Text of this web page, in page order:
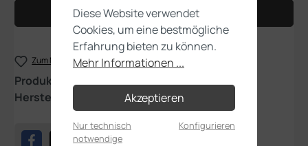
In den Warenkorb
Zum Merkzettel hinzufügen
Produktnummer:
Hersteller:
Games Workshop
Diese Website verwendet
Cookies, um eine bestmögliche
Erfahrung bieten zu können.
Mehr Informationen ...
Akzeptieren
Nur technisch
notwendige
Konfigurieren